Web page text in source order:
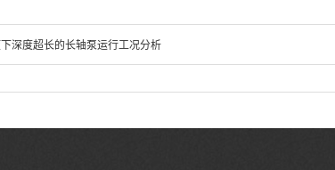
深度超长的长轴泵运行工况分析